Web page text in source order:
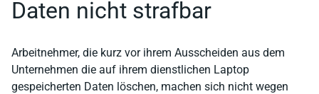
Daten nicht strafbar
Arbeitnehmer, die kurz vor ihrem Ausscheiden aus dem
Unternehmen die auf ihrem dienstlichen Laptop
gespeicherten Daten löschen, machen sich nicht wegen